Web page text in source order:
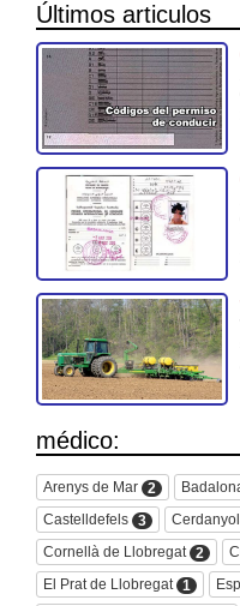
Últimos articulos
médico:
Arenys de Mar 2
Castelldefels 3
Cornellà de Llobregat 2
El Prat de Llobregat 1